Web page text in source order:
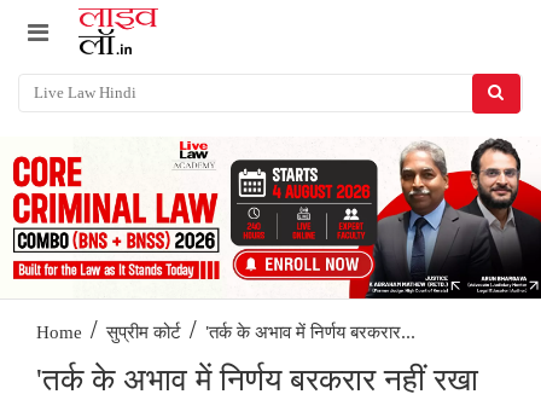
Home / सुप्रीम कोर्ट / 'तर्क के अभाव में निर्णय बरकरार...
'तर्क के अभाव में निर्णय बरकरार नहीं रखा